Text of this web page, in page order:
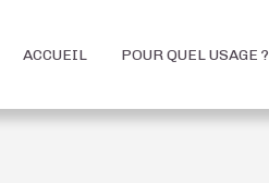
ACCUEIL POUR QUEL USAGE ?